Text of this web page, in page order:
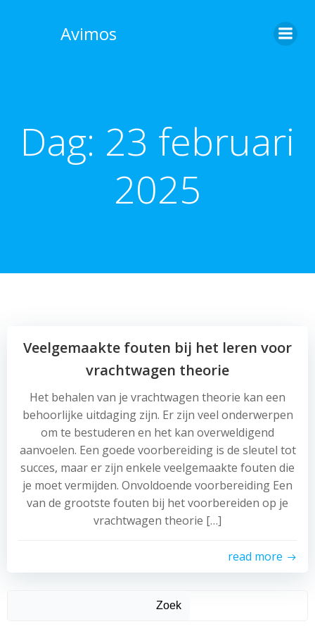
Avimos
Dag: 23 februari
2025
Veelgemaakte fouten bij het leren voor
vrachtwagen theorie
Het behalen van je vrachtwagen theorie kan een
behoorlijke uitdaging zijn. Er zijn veel onderwerpen
om te bestuderen en het kan overweldigend
aanvoelen. Een goede voorbereiding is de sleutel tot
succes, maar er zijn enkele veelgemaakte fouten die
je moet vermijden. Onvoldoende voorbereiding Een
van de grootste fouten bij het voorbereiden op je
vrachtwagen theorie […]
read more
Zoek